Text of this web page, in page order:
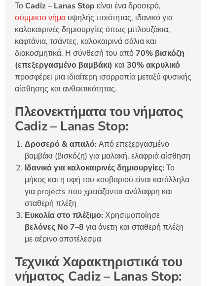
Το Cadiz – Lanas Stop είναι ένα δροσερό,
σύμμικτο νήμα υψηλής ποιότητας, ιδανικό για
καλοκαιρινές δημιουργίες όπως μπλουζάκια,
καφτάνια, τσάντες, καλοκαιρινά σάλια και
διακοσμητικά. Η σύνθεσή του από 70% βισκόζη
(επεξεργασμένο βαμβάκι) και 30% ακρυλικό
προσφέρει μια ιδιαίτερη ισορροπία μεταξύ φυσικής
αίσθησης και ανθεκτικότητας.
Πλεονεκτήματα του νήματος
Cadiz – Lanas Stop:
Δροσερό & απαλό: Από επεξεργασμένο
βαμβάκι (βισκόζη) για μαλακή, ελαφριά αίσθηση
Ιδανικό για καλοκαιρινές δημιουργίες: Το
μήκος και η υφή του κουβαριού είναι κατάλληλα
για projects που χρειάζονται ανάλαφρη και
σταθερή πλέξη
Ευκολία στο πλέξιμο: Χρησιμοποίησε
βελόνες Νο 7–8 για άνετη και σταθερή πλέξη
με αέρινο αποτέλεσμα
Τεχνικά Χαρακτηριστικά του
νήματος Cadiz – Lanas Stop: